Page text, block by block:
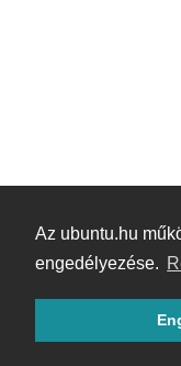
Az ubuntu.hu
engedélyezése.